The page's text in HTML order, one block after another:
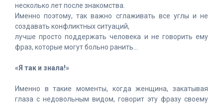
несколько лет после знакомства.
Именно поэтому, так важно сглаживать все углы и не
создавать конфликтных ситуаций,
лучше просто поддержать человека и не говорить ему
фраз, которые могут больно ранить…
«Я так и знала!»
Именно в такие моменты, когда женщина, закатывая
глаза с недовольным видом, говорит эту фразу своему